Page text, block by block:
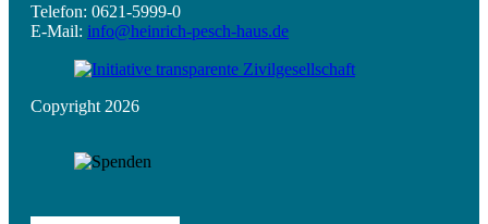
Telefon: 0621-5999-0
E-Mail: info@heinrich-pesch-haus.de
Copyright 2026